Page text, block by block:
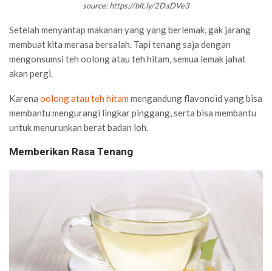
source: https://bit.ly/2DaDVe3
Setelah menyantap makanan yang yang berlemak, gak jarang
membuat kita merasa bersalah. Tapi tenang saja dengan
mengonsumsi teh oolong atau teh hitam, semua lemak jahat
akan pergi.
Karena oolong atau teh hitam mengandung flavonoid yang bisa
membantu mengurangi lingkar pinggang, serta bisa membantu
untuk menurunkan berat badan loh.
Memberikan Rasa Tenang